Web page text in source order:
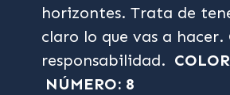
horizontes. Trata de
claro lo que vas a hacer.
responsabilidad.
NÚMERO: 8